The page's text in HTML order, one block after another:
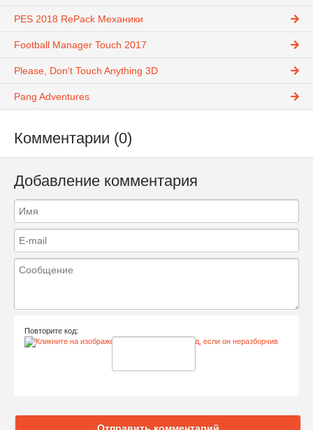
PES 2018 RePack Механики
Football Manager Touch 2017
Please, Don't Touch Anything 3D
Pang Adventures
Комментарии (0)
Добавление комментария
Повторите код: